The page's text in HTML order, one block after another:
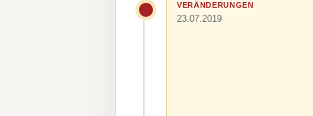
VERÄNDERUNGEN
23.07.2019